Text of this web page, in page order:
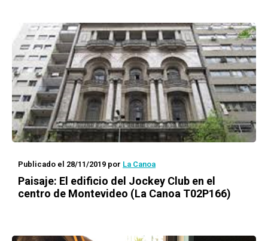
Publicado el 28/11/2019 por La Canoa
Paisaje: El edificio del Jockey Club en el
centro de Montevideo (La Canoa T02P166)